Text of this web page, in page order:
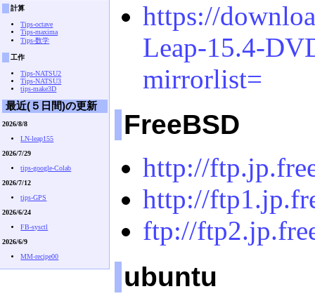
https://
Leap-15.4-
mirrorlist=
FreeBSD
http://
http://
ftp://
ubuntu
計算
Tips-octave
Tips-maxima
Tips-数学
工作
Tips-NATSU2
Tips-NATSU3
tips-make3D
最近(５日間)の更新
2026/8/8
LN-leap155
2026/7/29
tips-google-Colab
2026/7/12
tips-GPS
2026/6/24
FB-sysctl
2026/6/9
MM-recipe00